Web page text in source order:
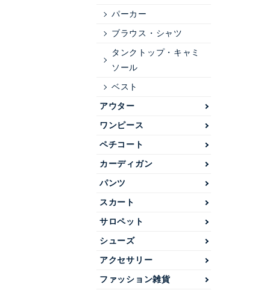
パーカー
ブラウス・シャツ
タンクトップ・キャミ
ソール
ベスト
アウター
ワンピース
ペチコート
カーディガン
パンツ
スカート
サロペット
シューズ
アクセサリー
ファッション雑貨